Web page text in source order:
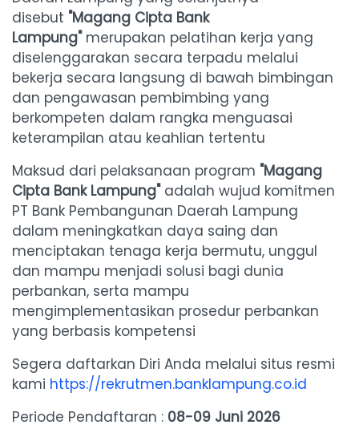
disebut "Magang Cipta Bank
Lampung"merupakan pelatihan kerja yang
diselenggarakan secara terpadu melalui
bekerja secara langsung di bawah bimbingan
dan pengawasan pembimbing yang
berkompeten dalam rangka menguasai
keterampilan atau keahlian tertentu
Maksud dari pelaksanaan program "Magang
Cipta Bank Lampung"adalah wujud komitmen
PT Bank Pembangunan Daerah Lampung
dalam meningkatkan daya saing dan
menciptakan tenaga kerja bermutu, unggul
dan mampu menjadi solusi bagi dunia
perbankan, serta mampu
mengimplementasikan prosedur perbankan
yang berbasis kompetensi
Segera daftarkan Diri Anda melalui situs resmi
kami https://rekrutmen.banklampung.co.id
Periode Pendaftaran : 08-09 Juni 2026